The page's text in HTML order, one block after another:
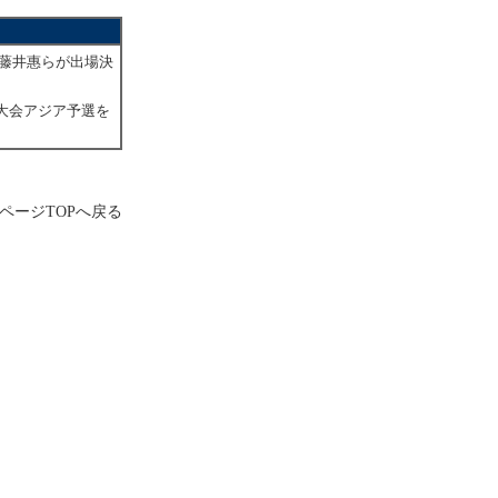
井惠らが出場決
会アジア予選を
ージTOPへ戻る